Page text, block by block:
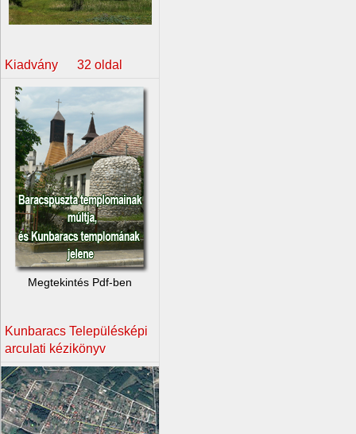
Kiadvány 32 oldal
Megtekintés Pdf-ben
Kunbaracs Településképi
arculati kézikönyv